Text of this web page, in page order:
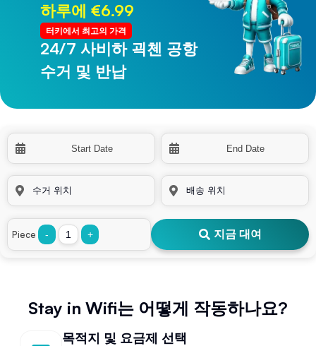
하루에 €6.99
터키에서 최고의 가격
24/7 사비하 괵첸 공항
수거 및 반납
24/7 트라브존 공항
수거 및 반납
Piece - + 지금 대여
Stay in Wifi는 어떻게 작동하나요?
목적지 및 요금제 선택